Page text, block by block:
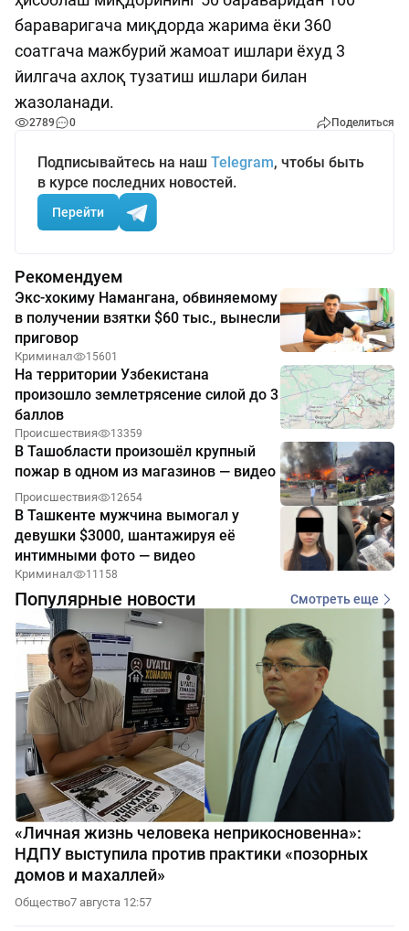
бараваригача миқдорда жарима ёки 360
соатгача мажбурий жамоат ишлари ёхуд 3
йилгача ахлоқ тузатиш ишлари билан
жазоланади.
2789 0 Поделиться
Подписывайтесь на наш Telegram, чтобы быть
в курсе последних новостей.
Перейти
Рекомендуем
Экс-хокиму Намангана, обвиняемому
в получении взятки $60 тыс., вынесли
приговор
Криминал 15601
На территории Узбекистана
произошло землетрясение силой до 3
баллов
Происшествия 13359
В Ташобласти произошёл крупный
пожар в одном из магазинов — видео
Происшествия 12654
В Ташкенте мужчина вымогал у
девушки $3000, шантажируя её
интимными фото — видео
Криминал 11158
Популярные новости Смотреть еще
«Личная жизнь человека неприкосновенна»:
НДПУ выступила против практики «позорных
домов и махаллей»
Общество7 августа 12:57